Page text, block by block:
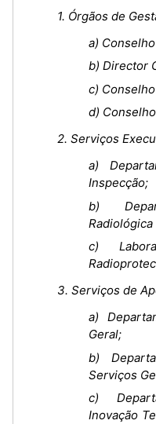
1. Órgãos de
a)
b) Director
c)
d)
2. Serviços
a)
Inspecção;
b)
c)
3. Serviços de
a)
Geral;
b)
Serviços
c)
Inovação